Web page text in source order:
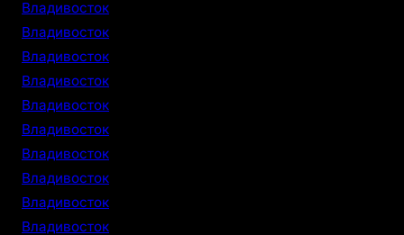
Владивосток
Владивосток
Владивосток
Владивосток
Владивосток
Владивосток
Владивосток
Владивосток
Владивосток
Владивосток